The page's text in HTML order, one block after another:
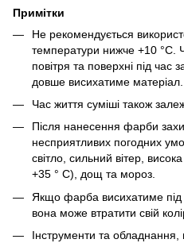
Примітки
Не рекомендується
температури нижче +10 °C.
повітря та поверхні під
довше висихатиме матеріал.
Час життя суміші також
Після нанесення фарби
несприятливих погодних
світло, сильний вітер,
+35 ° C), дощ та мороз.
Якщо фарба висихатиме
вона може втратити свій
Інструменти та